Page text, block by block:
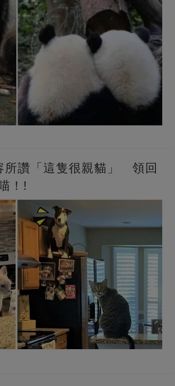
所讚「這隻很親貓」 領回
！!